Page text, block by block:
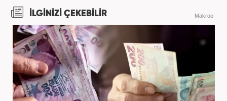
İLGİNİZİ ÇEKEBİLİR Makroo